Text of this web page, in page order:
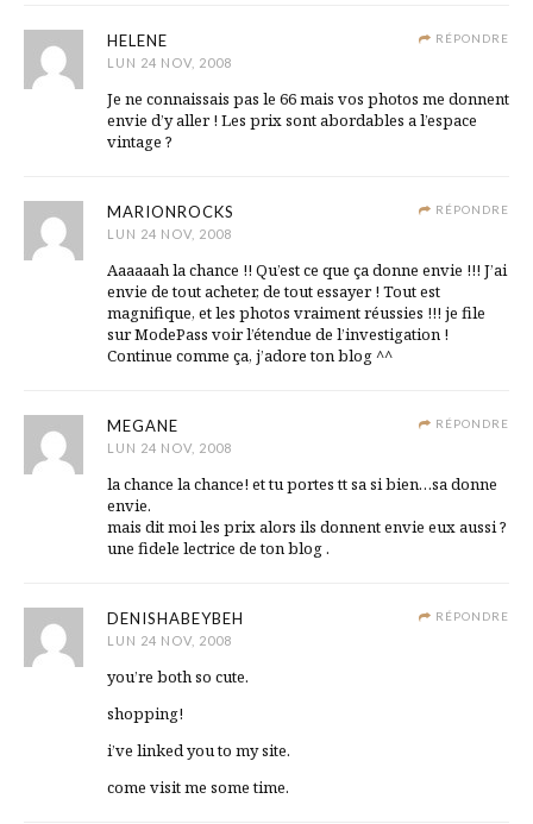
RÉPONDRE
HELENE
LUN 24 NOV, 2008
Je ne connaissais pas le 66 mais vos photos me donnent
envie d’y aller ! Les prix sont abordables a l’espace
vintage ?
RÉPONDRE
MARIONROCKS
LUN 24 NOV, 2008
Aaaaaah la chance !! Qu’est ce que ça donne envie !!! J’ai
envie de tout acheter, de tout essayer ! Tout est
magnifique, et les photos vraiment réussies !!! je file
sur ModePass voir l’étendue de l’investigation !
Continue comme ça, j’adore ton blog ^^
RÉPONDRE
MEGANE
LUN 24 NOV, 2008
la chance la chance! et tu portes tt sa si bien…sa donne
envie.
mais dit moi les prix alors ils donnent envie eux aussi ?
une fidele lectrice de ton blog .
RÉPONDRE
DENISHABEYBEH
LUN 24 NOV, 2008
you’re both so cute.
shopping!
i’ve linked you to my site.
come visit me some time.